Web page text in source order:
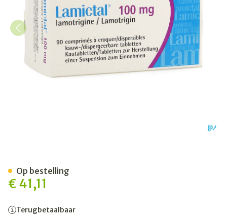
€ 41,11
Terugbetaalbaar
Op bestelling